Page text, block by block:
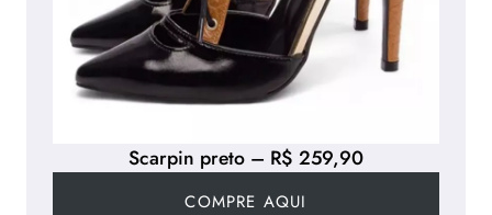
Scarpin preto – R$ 259,90
COMPRE AQUI